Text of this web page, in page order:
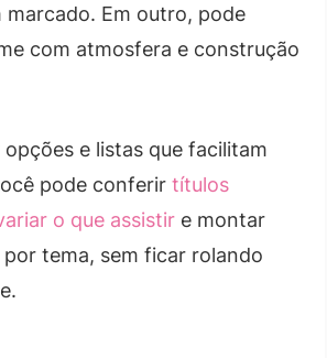
Em outro, pode
com atmosfera e construção
e listas que facilitam
pode conferir títulos
o que assistir e montar
por tema, sem ficar rolando